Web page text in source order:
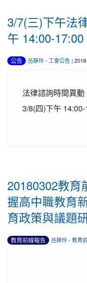
3/7(三)下午法
午 14:00-17:00
公告 呂靜玲- 工會公告 |
法律諮詢時間異
3/8(四)下午
20180302教育
握高中職教育
育政策與議題
教育前線報告 呂靜玲- 教育